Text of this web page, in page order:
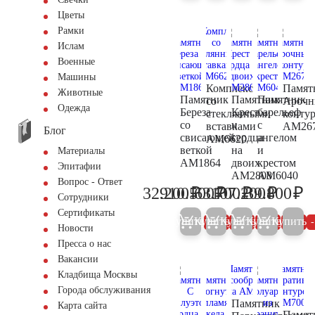
Цветы
Рамки
Ислам
Военные
Машины
Животные
Одежда
Блог
Материалы
Эпитафии
Вопрос - Ответ
Сотрудники
Сертификаты
Новости
Пресса о нас
Вакансии
Кладбища Москвы
Города обслуживания
Карта сайта
Памятник
Береза
со
свисающей
веткой
AM1864
33.900
32.200₽
Купить 5%
Комплекс
со
стеклянными
вставками
AM6620
958.400
910.500₽
Купить 5%
Памятник
Крест
и
сердца
на
двоих
AM2808
67.100
63.700₽
Купить 5%
Памятник
барельеф
с
ангелом
и
крестом
AM6040
112.800
107.200₽
Купить 5%
39.800₽
Купить
Памятник